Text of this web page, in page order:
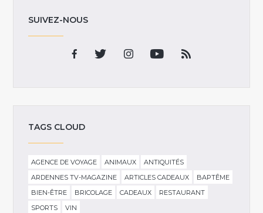
SUIVEZ-NOUS
TAGS CLOUD
AGENCE DE VOYAGE ANIMAUX
ANTIQUITÉS
ARDENNES TV-MAGAZINE
ARTICLES CADEAUX
BAPTÊME
BIEN-ÊTRE
BRICOLAGE CADEAUX
RESTAURANT
SPORTS
VIN